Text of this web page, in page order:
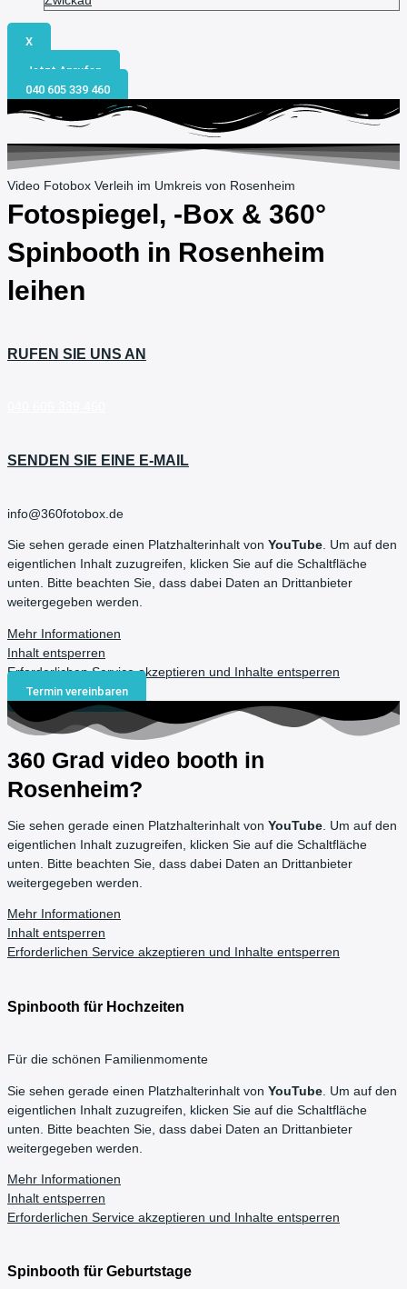
X
Jetzt Anrufen
040 605 339 460
Video Fotobox Verleih im Umkreis von Rosenheim
Fotospiegel, -Box & 360°
Spinbooth in Rosenheim
leihen
RUFEN SIE UNS AN
SENDEN SIE EINE E-MAIL
info@360fotobox.de
Sie sehen gerade einen Platzhalterinhalt von YouTube. Um auf den
eigentlichen Inhalt zuzugreifen, klicken Sie auf die Schaltfläche
unten. Bitte beachten Sie, dass dabei Daten an Drittanbieter
weitergegeben werden.
Mehr Informationen
Inhalt entsperren
Erforderlichen Service akzeptieren und Inhalte entsperren
Termin vereinbaren
360 Grad video booth in
Rosenheim?
Sie sehen gerade einen Platzhalterinhalt von YouTube . Um auf den
eigentlichen Inhalt zuzugreifen, klicken Sie auf die Schaltfläche
unten. Bitte beachten Sie, dass dabei Daten an Drittanbieter
weitergegeben werden.
Mehr Informationen
Inhalt entsperren
Erforderlichen Service akzeptieren und Inhalte entsperren
Spinbooth für Hochzeiten
Für die schönen Familienmomente
Sie sehen gerade einen Platzhalterinhalt von YouTube . Um auf den
eigentlichen Inhalt zuzugreifen, klicken Sie auf die Schaltfläche
unten. Bitte beachten Sie, dass dabei Daten an Drittanbieter
weitergegeben werden.
Mehr Informationen
Inhalt entsperren
Erforderlichen Service akzeptieren und Inhalte entsperren
Spinbooth für Geburtstage